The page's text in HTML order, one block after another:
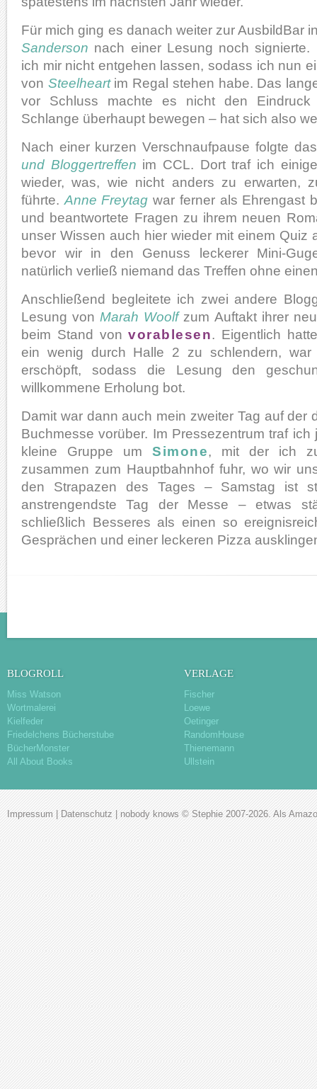
Für mich ging es danach weiter zur AusbildBar
Sanderson nach einer Lesung noch signierte.
ich mir nicht entgehen lassen, sodass ich nun
von Steelheartim Regal stehen habe. Das
vor Schluss machte es nicht den
Schlange überhaupt bewegen – hat sich also
Nach einer kurzen Verschnaufpause folgte
und Bloggertreffen im CCL. Dort traf ich
wieder, was, wie nicht anders zu erwarten,
führte. Anne Freytag war ferner als Ehrengast
und beantwortete Fragen zu ihrem neuen
unser Wissen auch hier wieder mit einem Quiz
bevor wir in den Genuss leckerer Mini-
natürlich verließ niemand das Treffen ohne
Anschließend begleitete ich zwei andere
Lesung von Marah Woolfzum Auftakt ihrer
beim Stand vonvorablesen. Eigentlich
ein wenig durch Halle 2 zu schlendern,
erschöpft, sodass die Lesung den
willkommene Erholung bot.
Damit war dann auch mein zweiter Tag auf der
Buchmesse vorüber. Im Pressezentrum traf
kleine Gruppe um Simone, mit der ich
zusammen zum Hauptbahnhof fuhr, wo wir
den Strapazen des Tages – Samstag ist
anstrengendste Tag der Messe – etwas
schließlich Besseres als einen so
Gesprächen und einer leckeren Pizza
BLOGROLL
Miss Watson
Wortmalerei
Kielfeder
Friedelchens Bücherstube
BücherMonster
All About Books
VERLAGE
Fischer
Loewe
Oetinger
RandomHouse
Thienemann
Ullstein
Impressum Datenschutz nobody knows © Stephie 2007-2026. Als